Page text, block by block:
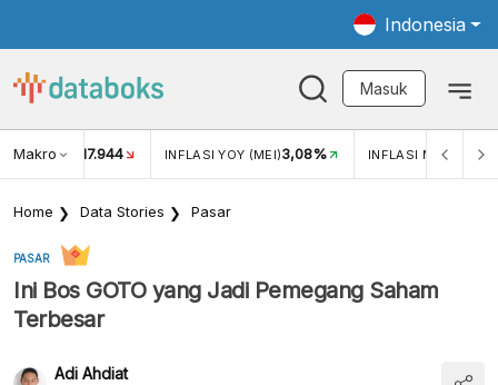
Indonesia
Masuk
Makro
USD/IDR 17.944 INFLASI YOY (MEI)3,08% INFLASI MOM (MEI)
Home Data Stories Pasar
PASAR
Ini Bos GOTO yang Jadi Pemegang Saham
Terbesar
Adi Ahdiat